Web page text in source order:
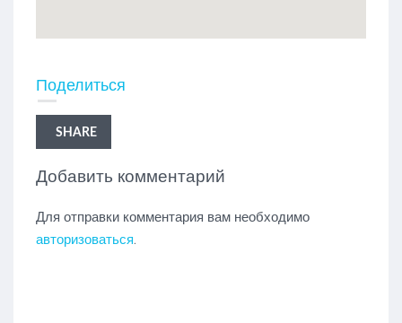
Поделиться
SHARE
Добавить комментарий
Для отправки комментария вам необходимо
авторизоваться.